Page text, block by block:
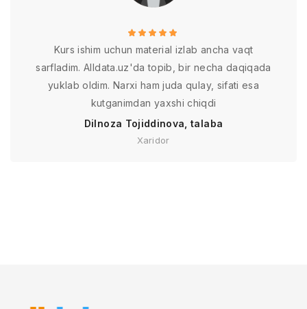
Kurs ishim uchun material izlab ancha vaqt
sarfladim. Alldata.uz'da topib, bir necha daqiqada
yuklab oldim. Narxi ham juda qulay, sifati esa
kutganimdan yaxshi chiqdi
Dilnoza Tojiddinova, talaba
Xaridor